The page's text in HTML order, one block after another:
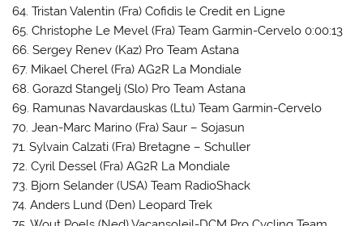
64. Tristan Valentin (Fra) Cofidis le Credit en Ligne
65. Christophe Le Mevel (Fra) Team Garmin-Cervelo 0:00:13
66. Sergey Renev (Kaz) Pro Team Astana
67. Mikael Cherel (Fra) AG2R La Mondiale
68. Gorazd Stangelj (Slo) Pro Team Astana
69. Ramunas Navardauskas (Ltu) Team Garmin-Cervelo
70. Jean-Marc Marino (Fra) Saur – Sojasun
71. Sylvain Calzati (Fra) Bretagne – Schuller
72. Cyril Dessel (Fra) AG2R La Mondiale
73. Bjorn Selander (USA) Team RadioShack
74. Anders Lund (Den) Leopard Trek